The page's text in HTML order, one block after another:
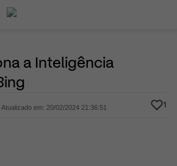
principal
a Inteligência
Atualizado em: 20/02/2024 21:36:51 1